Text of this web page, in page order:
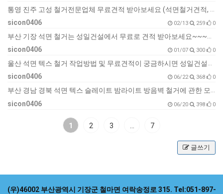
sicon0406
02/13 259 0
sicon0406
01/07 300 0
sicon0406
06/22 368 0
부산 경남 경북 석면 텍스 슬레이트 밤라이트 방음벽 철거에 관한 모든 것은 성일건설로 문의해 주세요~~~
sicon0406
06/20 398 0
1 2 3 7
글쓰기
(우)46002 부산광역시 기장군 철마면 여락송정로 315. Tel:051-897-